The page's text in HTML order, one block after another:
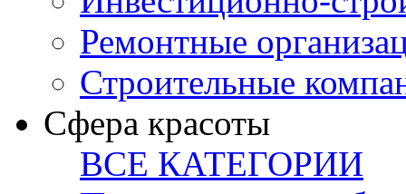
Ремонтные
Строительные
Сфера красоты
ВСЕ КАТЕГОРИИ